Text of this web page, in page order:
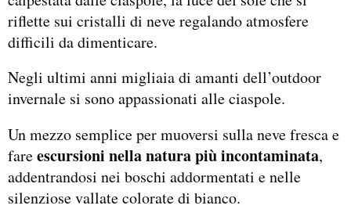
riflette sui cristalli di neve regalando atmosfere
difficili da dimenticare.
Negli ultimi anni migliaia di amanti dell’outdoor
invernale si sono appassionati alle ciaspole.
Un mezzo semplice per muoversi sulla neve fresca e
fareescursioni nella natura più incontaminata,
addentrandosi nei boschi addormentati e nelle
silenziose vallate colorate di bianco.